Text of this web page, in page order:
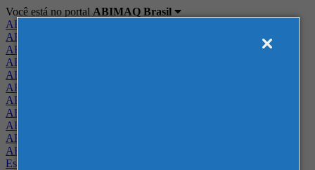
Você está no portal ABIMAQ Brasil
ABIMAQ Brasil
ABIMAQ Minas Gerais
ABIMAQ Norte-Nordeste
ABIMAQ Paraná
ABIMAQ Piracicaba
ABIMAQ Ribeirão Preto
ABIMAQ Rio de Janeiro
ABIMAQ Rio Grande do Sul
ABIMAQ Santa Catarina
ABIMAQ São Paulo
ABIMAQ Vale do Paraíba
Escritório de Relações Governamentais